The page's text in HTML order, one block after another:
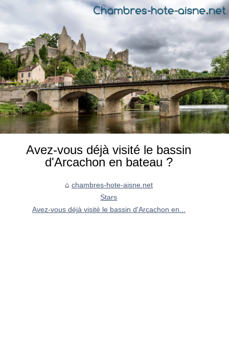
Avez-vous déjà visité le bassin
d'Arcachon en bateau ?
chambres-hote-aisne.net
Stars
Avez-vous déjà visité le bassin d'Arcachon en...